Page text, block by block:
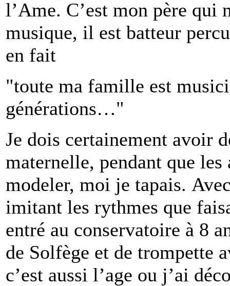
l’Ame. C’est mon père qui
musique, il est batteur
en fait
"toute ma famille est
générations…"
Je dois certainement avoir
maternelle, pendant que
modeler, moi je tapais.
imitant les rythmes que
entré au conservatoire à 8
de Solfège et de
c’est aussi l’age ou j’ai